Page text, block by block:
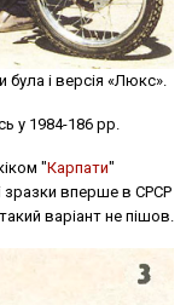
і версія «Люкс».
у 1984-186 рр.
"Карпати"
зразки вперше в СРСР
варіант не пішов.